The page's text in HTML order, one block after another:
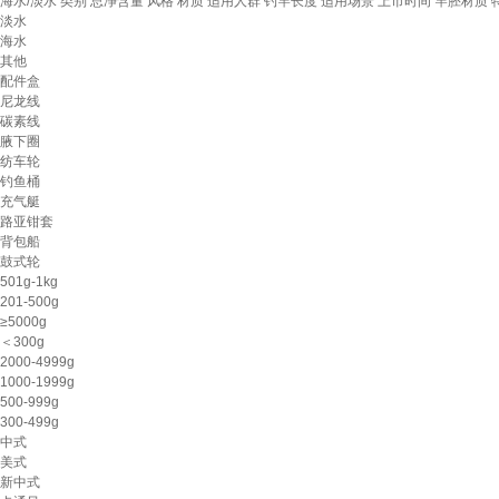
淡水
海水
其他
配件盒
尼龙线
碳素线
腋下圈
纺车轮
钓鱼桶
充气艇
路亚钳套
背包船
鼓式轮
501g-1kg
201-500g
≥5000g
＜300g
2000-4999g
1000-1999g
500-999g
300-499g
中式
美式
新中式